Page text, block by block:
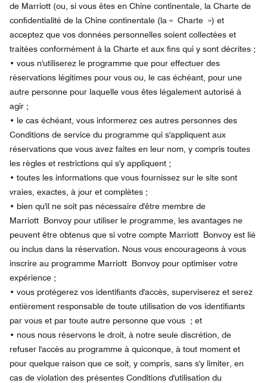
de Marriott (ou, si vous êtes en Chine continentale, la Charte de
confidentialité de la Chine continentale (la « Charte ») et
acceptez que vos données personnelles soient collectées et
traitées conformément à la Charte et aux fins qui y sont décrites ;
• vous n'utiliserez le programme que pour effectuer des
réservations légitimes pour vous ou, le cas échéant, pour une
autre personne pour laquelle vous êtes légalement autorisé à
agir ;
• le cas échéant, vous informerez ces autres personnes des
Conditions de service du programme qui s'appliquent aux
réservations que vous avez faites en leur nom, y compris toutes
les règles et restrictions qui s'y appliquent ;
• toutes les informations que vous fournissez sur le site sont
vraies, exactes, à jour et complètes ;
• bien qu'il ne soit pas nécessaire d'être membre de
Marriott Bonvoy pour utiliser le programme, les avantages ne
peuvent être obtenus que si votre compte Marriott Bonvoy est lié
ou inclus dans la réservation. Nous vous encourageons à vous
inscrire au programme Marriott Bonvoy pour optimiser votre
expérience ;
• vous protégerez vos identifiants d'accès, superviserez et serez
entièrement responsable de toute utilisation de vos identifiants
par vous et par toute autre personne que vous ; et
• nous nous réservons le droit, à notre seule discrétion, de
refuser l'accès au programme à quiconque, à tout moment et
pour quelque raison que ce soit, y compris, sans s'y limiter, en
cas de violation des présentes Conditions d'utilisation du